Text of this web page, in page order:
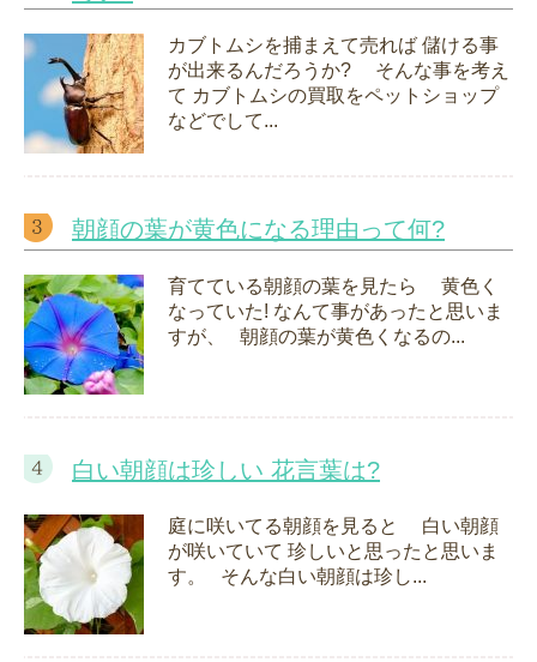
カブトムシを捕まえて売れば 儲ける事
が出来るんだろうか? そんな事を考え
て カブトムシの買取をペットショップ
などでして...
朝顔の葉が黄色になる理由って何?
育てている朝顔の葉を見たら 黄色く
なっていた! なんて事があったと思いま
すが、 朝顔の葉が黄色くなるの...
白い朝顔は珍しい 花言葉は?
庭に咲いてる朝顔を見ると 白い朝顔
が咲いていて 珍しいと思ったと思いま
す。 そんな白い朝顔は珍し...